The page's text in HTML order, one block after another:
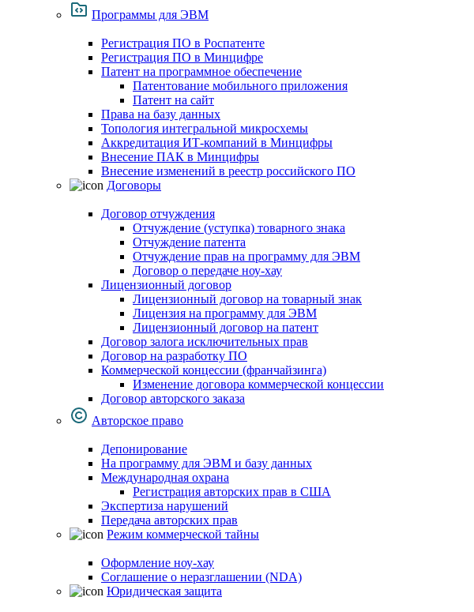
Программы для ЭВМ
Регистрация ПО в Роспатенте
Регистрация ПО в Минцифре
Патент на программное обеспечение
Патентование мобильного приложения
Патент на сайт
Права на базу данных
Топология интегральной микросхемы
Аккредитация ИТ-компаний в Минцифры
Внесение ПАК в Минцифры
Внесение изменений в реестр российского ПО
Договоры
Договор отчуждения
Отчуждение (уступка) товарного знака
Отчуждение патента
Отчуждение прав на программу для ЭВМ
Договор о передаче ноу-хау
Лицензионный договор
Лицензионный договор на товарный знак
Лицензия на программу для ЭВМ
Лицензионный договор на патент
Договор залога исключительных прав
Договор на разработку ПО
Коммерческой концессии (франчайзинга)
Изменение договора коммерческой концессии
Договор авторского заказа
Авторское право
Депонирование
На программу для ЭВМ и базу данных
Международная охрана
Регистрация авторских прав в США
Экспертиза нарушений
Передача авторских прав
Режим коммерческой тайны
Оформление ноу-хау
Соглашение о неразглашении (NDA)
Юридическая защита